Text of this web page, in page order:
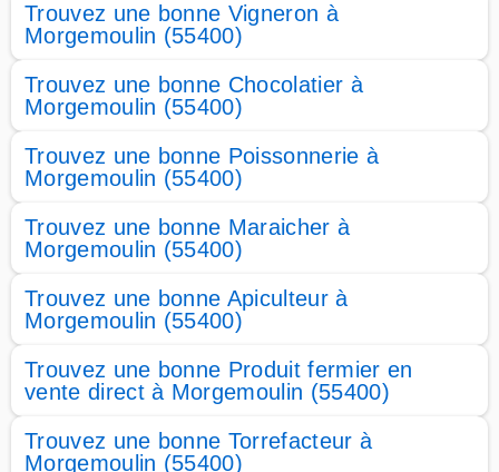
Trouvez une bonne Vigneron à
Morgemoulin (55400)
Trouvez une bonne Chocolatier à
Morgemoulin (55400)
Trouvez une bonne Poissonnerie à
Morgemoulin (55400)
Trouvez une bonne Maraicher à
Morgemoulin (55400)
Trouvez une bonne Apiculteur à
Morgemoulin (55400)
Trouvez une bonne Produit fermier en
vente direct à Morgemoulin (55400)
Trouvez une bonne Torrefacteur à
Morgemoulin (55400)